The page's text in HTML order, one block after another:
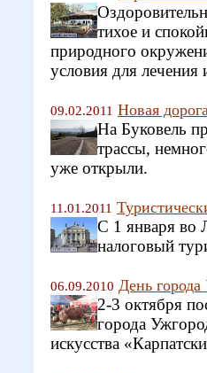
тихое и
природного
условия для
09.02.2011 Новая
На Буковель
трассы,
уже открыли.
11.01.2011
С 1 января во
налоговый
06.09.2010 День
2-3 октября
города
искусства